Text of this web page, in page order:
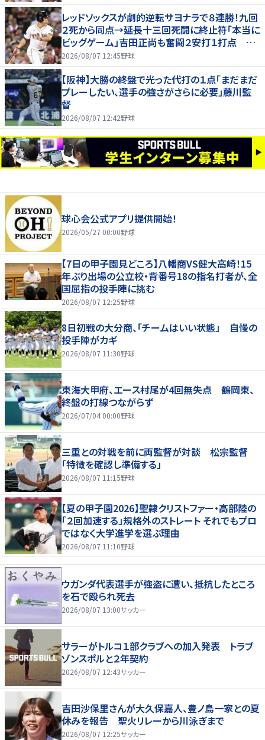
レッドソックスが劇的逆転サヨナラで８連勝！九回
２死から同点→延長十三回死闘に終止符「本当に
ビッグゲーム」吉田正尚も奮闘２安打１打点 靴
下対決で驚異のスイープ
2026/08/07 12:45野球
【阪神】大勝の終盤で光った代打の１点「まだまだ
プレーしたい、選手の強さがさらに必要」藤川監
督
2026/08/07 12:42野球
球心会公式アプリ提供開始！
2026/05/27 00:00野球
【7日の甲子園見どころ】八幡商VS健大高崎！15
年ぶり出場の公立校・背番号18の指名打者が、全
国屈指の投手陣に挑む
2026/08/07 12:25野球
8日初戦の大分商、「チームはいい状態」 自慢の
投手陣がカギ
2026/08/07 11:30野球
東海大甲府、エース村尾が4回無失点 鶴岡東、
終盤の打線つながらず
2026/07/04 00:00野球
三重との対戦を前に両監督が対談 松宗監督
「特徴を確認し準備する」
2026/08/07 11:15野球
【夏の甲子園2026】聖隷クリストファー・高部陸の
「２回加速する」規格外のストレート それでもプロ
ではなく大学進学を選ぶ理由
2026/08/07 11:10野球
ウガンダ代表選手が強盗に遭い、抵抗したところ
を石で殴られ死去
2026/08/07 13:00サッカー
サラーがトルコ１部クラブへの加入発表 トラブ
ゾンスポルと２年契約
2026/08/07 12:43サッカー
吉田沙保里さんが大久保嘉人、豊ノ島一家との夏
休みを報告 聖火リレーから川泳ぎまで
2026/08/07 12:25サッカー